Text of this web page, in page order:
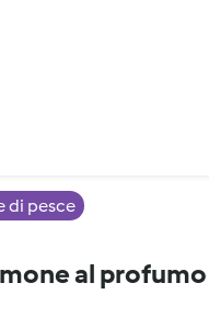
di pesce
al